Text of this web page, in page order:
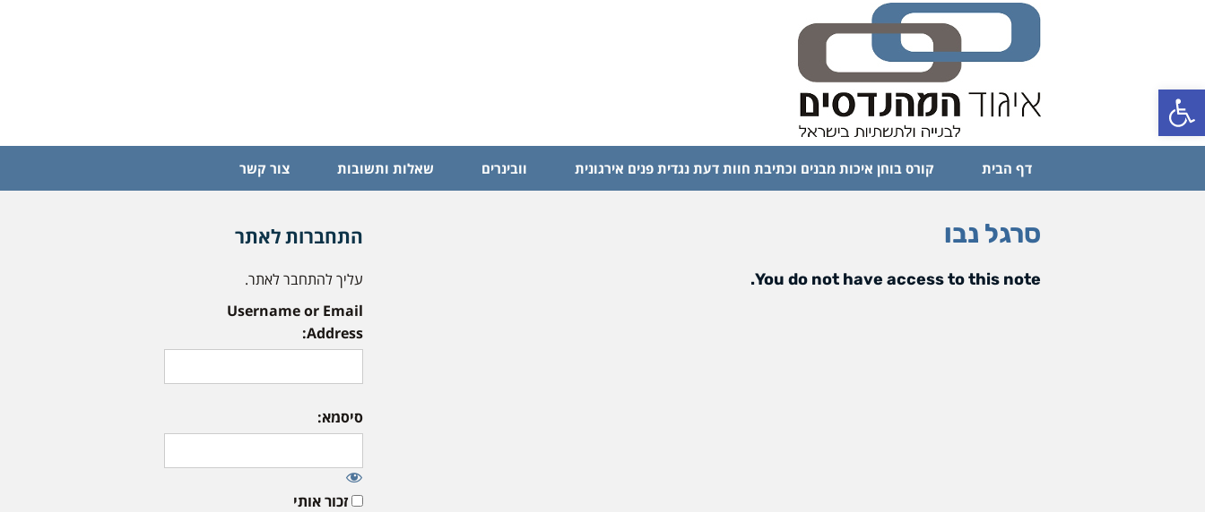
פתח סרגל נגישות
דף הבית קורס בוחן איכות מבנים וכתיבת חוות דעת נגדית פנים אירגונית וובינרים שאלות ותשובות צור קשר
סרגל נבו
You do not have access to this note.
התחברות לאתר
עליך להתחבר לאתר.
Username or Email
Address:
סיסמא:
זכור אותי